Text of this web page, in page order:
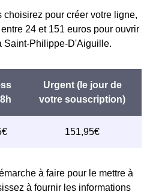
pour créer votre ligne,
24 et 151 euros pour ouvrir
Saint-Philippe-D'Aiguille.
à faire pour le mettre à
à fournir les informations